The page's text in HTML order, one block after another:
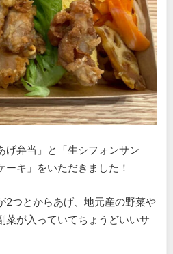
げ弁当」と「生シフォンサン
ーキ」をいただきました！
2つとからあげ、地元産の野菜や
菜が入っていてちょうどいいサ